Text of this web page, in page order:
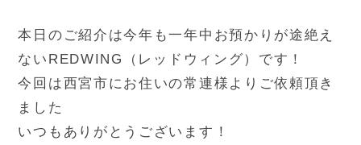
本日のご紹介は今年も一年中お預かりが途絶え
ないREDWING（レッドウィング）です！
今回は西宮市にお住いの常連様よりご依頼頂き
ました
いつもありがとうございます！